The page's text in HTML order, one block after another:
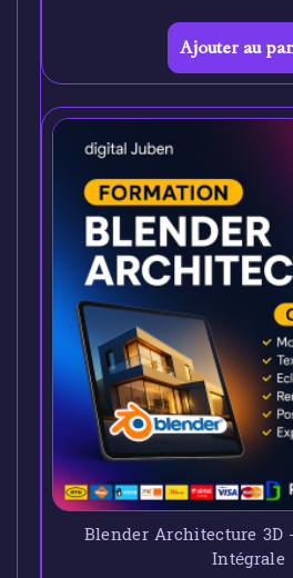
Ajouter au
Blender Architecture 3D
Intégrale